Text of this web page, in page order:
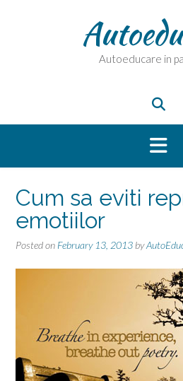
Autoeducare in
Cum sa eviti
emotiilor
Posted on February 13, 2013 by